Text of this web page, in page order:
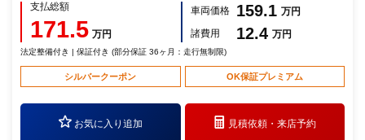
支払総額
171.5 万円
車両価格 159.1 万円
諸費用
12.4 万円
法定整備付き | 保証付き (部分保証 36ヶ月：走行無制限)
シルバークーポン OK保証プレミアム
お気に入り追加 見積依頼・来店予約